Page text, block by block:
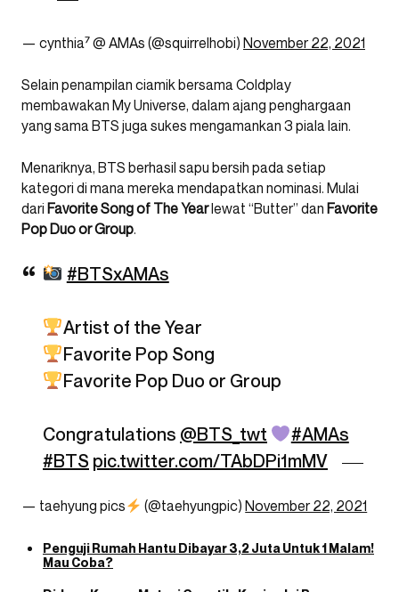
— cynthia⁷ @ AMAs (@squirrelhobi) November 22, 2021
Selain penampilan ciamik bersama Coldplay
membawakan My Universe, dalam ajang penghargaan
yang sama BTS juga sukes mengamankan 3 piala lain.
Menariknya, BTS berhasil sapu bersih pada setiap
kategori di mana mereka mendapatkan nominasi. Mulai
dari Favorite Song of The Yearlewat “Butter” dan Favorite
Pop Duo or Group.
#BTSxAMAs
Artist of the Year
Favorite Pop Song
Favorite Pop Duo or Group
Congratulations @BTS_twt
#AMAs
#BTS pic.twitter.com/TAbDPi1mMV
— taehyung pics (@taehyungpic)November 22, 2021
Penguji Rumah Hantu Dibayar 3,2 Juta Untuk 1 Malam!
Mau Coba?